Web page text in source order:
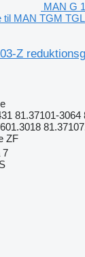
MAN G
til MAN TGM
Z
81.37101-3064
ZF
7